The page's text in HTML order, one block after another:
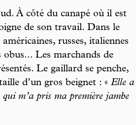
À côté du canapé où il est
de son travail. Dans le
russes, italiennes
obus... Les marchands de
Le gaillard se penche,
d’un gros beignet : « Elle a
m’a pris ma première jambe